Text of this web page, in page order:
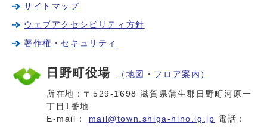
サイトマップ
ウェブアクセシビリティ方針
著作権・セキュリティ
日野町役場 （地図・フロア案内）
所在地：〒529-1698 滋賀県蒲生郡日野町河原一
丁目1番地
E-mail： mail@town.shiga-hino.lg.jp 電話：